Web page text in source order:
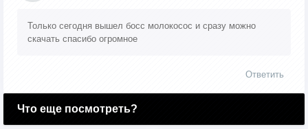
Только сегодня вышел босс молокосос и сразу можно
скачать спасибо огромное
Ответить
Что еще посмотреть?